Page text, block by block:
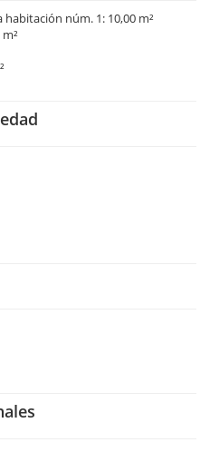
núm. 1: 10,00 m²